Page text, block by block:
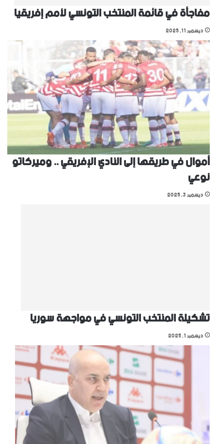
مفاجأة في قائمة المنتخب التونسي ﻷمم إفريقيا
ديسمبر 11, 2025
أموال في طريقها إلى النادي الإفريقي .. وميركاتو
نوعي
ديسمبر 3, 2025
تشكيلة المنتخب التونسي في مواجهة سوريا
ديسمبر 1, 2025